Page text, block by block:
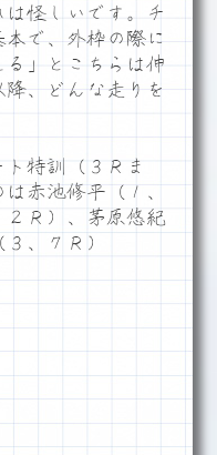
怪しいです。チ
で、外枠の際に
」とこちらは伸
、どんな走りを
特訓（３Ｒま
赤池修平（１、
２Ｒ）、茅原悠紀
、７Ｒ）